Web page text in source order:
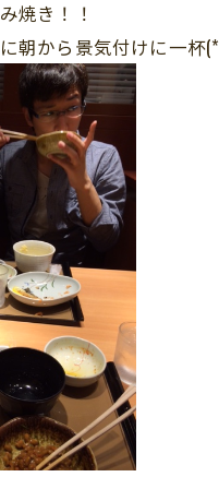
焼き！！
朝から景気付けに一杯